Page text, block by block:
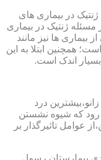
در بیماری های
مسئله ژنتیک در بیماری
بیماری ها نیز مانند
همچنین ابتلا به این
اندک است.
درد
رود که شیوه نشستن
عوامل تاثیرگذار بر